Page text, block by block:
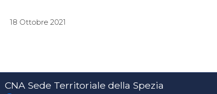
18 Ottobre 2021
CNA Sede Territoriale della Spezia